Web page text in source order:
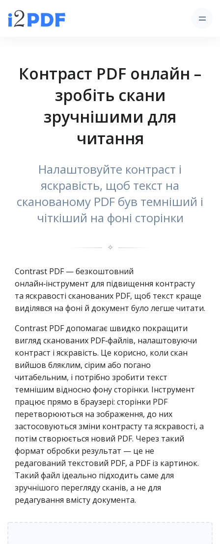
Контраст PDF онлайн –
зробіть скани
зручнішими для
читання
Налаштовуйте контраст і
яскравість, щоб текст на
сканованому PDF був темніший і
чіткіший на фоні сторінки
✧
Contrast PDF — безкоштовний
онлайн‑інструмент для підвищення контрасту
та яскравості сканованих PDF, щоб текст краще
виділявся на фоні й документ було легше читати.
Contrast PDF допомагає швидко покращити
вигляд сканованих PDF‑файлів, налаштовуючи
контраст і яскравість. Це корисно, коли скан
вийшов бляклим, сірим або погано
читабельним, і потрібно зробити текст
темнішим відносно фону сторінки. Інструмент
працює прямо в браузері: сторінки PDF
перетворюються на зображення, до них
застосовуються зміни контрасту та яскравості, а
потім створюється новий PDF. Через такий
формат обробки результат — це не
редагований текстовий PDF, а PDF із картинок.
Такий файл ідеально підходить саме для
зручнішого перегляду сканів, а не для
редагування вмісту документа.